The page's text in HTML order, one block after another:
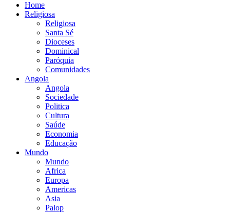
Home
Religiosa
Religiosa
Santa Sé
Dioceses
Dominical
Paróquia
Comunidades
Angola
Angola
Sociedade
Politica
Cultura
Saúde
Economia
Educação
Mundo
Mundo
Africa
Europa
Americas
Asia
Palop